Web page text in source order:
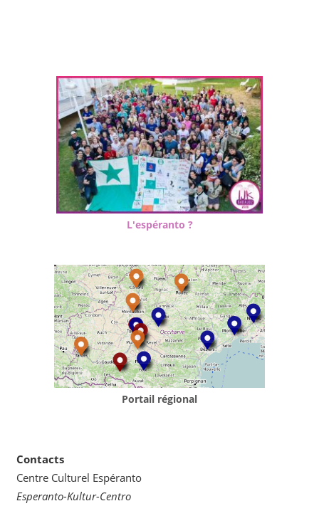
L'espéranto ?
Portail régional
Contacts
Centre Culturel Espéranto
Esperanto-Kultur-Centro